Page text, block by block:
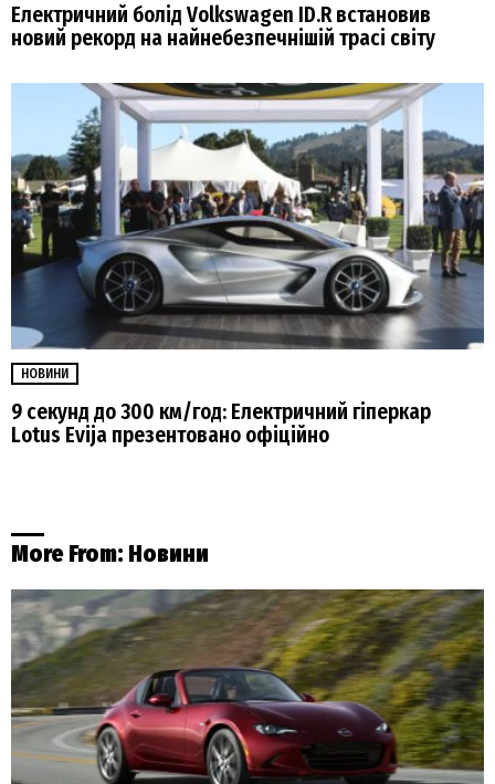
Електричний болід Volkswagen ID.R встановив
новий рекорд на найнебезпечнішій трасі світу
НОВИНИ
9 секунд до 300 км/год: Електричний гіперкар
Lotus Evija презентовано офіційно
More From: Новини